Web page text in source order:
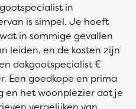
in
is simpel. Je hoeft
in sommige gevallen
leiden, en de kosten zijn
dakgootspecialist €
Een goedkope en prima
en het woonplezier dat je